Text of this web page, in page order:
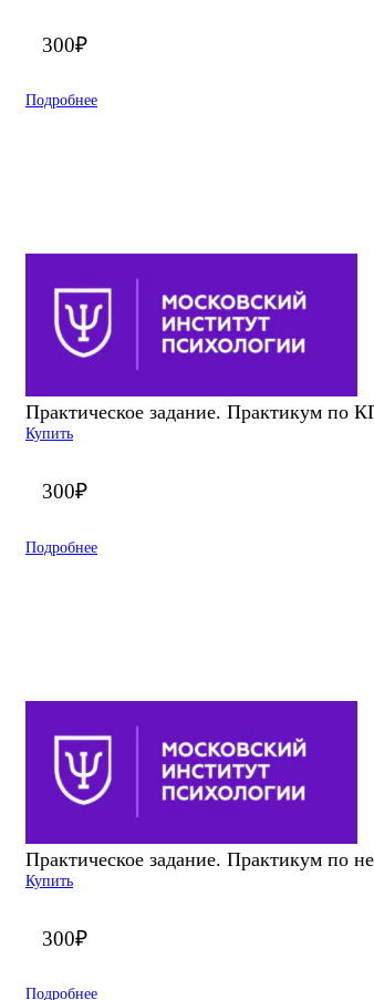
300₽
Подробнее
Практическое задание. Практикум по
Купить
300₽
Подробнее
Практическое задание. Практикум по
Купить
300₽
Подробнее